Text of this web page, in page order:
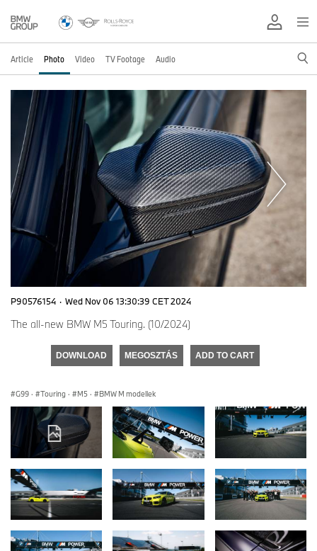
Article Photo Video TV Footage Audio
P90576154 · Wed Nov 06 13:30:39 CET 2024
The all-new BMW M5 Touring. (10/2024)
DOWNLOAD MEGOSZTÁS ADD TO CART
G99 · Touring · M5 · BMW M modellek